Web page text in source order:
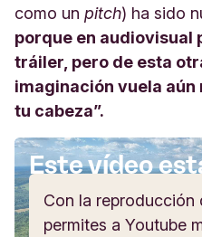
como un pitch) ha sido
porque en audiovisual
tráiler, pero de esta
imaginación vuela aún
tu cabeza”.
Este vídeo
Youtube
Con la reproducción
permites a Youtube